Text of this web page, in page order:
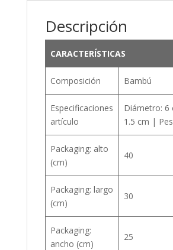
Descripción
CARACTERÍSTICAS
Composición Bambú
Especificaciones
artículo
Diámetro: 6
1.5 cm |
Packaging: alto
(cm)
40
Packaging: largo
(cm)
30
Packaging:
ancho (cm)
25